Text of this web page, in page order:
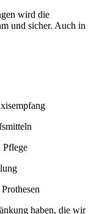
wird die
und sicher. Auch in
Pflege
haben, die wir